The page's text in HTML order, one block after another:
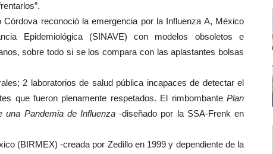
reconoció la emergencia por la Influenza A, México
Epidemiológica (SINAVE) con modelos obsoletos e
sobre todo si se los compara con las aplastantes bolsas
2 laboratorios de salud pública incapaces de detectar el
que fueron plenamente respetados. El rimbombante Plan
una Pandemia de Influenza-diseñado por la SSA-Frenk en
(BIRMEX) -creada por Zedillo en 1999 y dependiente de la